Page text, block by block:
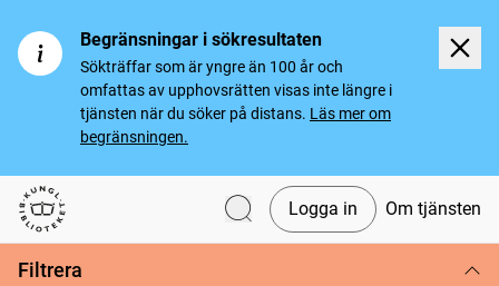
Begränsningar i sökresultaten
Sökträffar som är yngre än 100 år och
omfattas av upphovsrätten visas inte längre i
tjänsten när du söker på distans. Läs mer om
begränsningen.
Svenska tidningar
Logga in Om tjänsten
Filtrera